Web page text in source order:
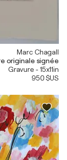
Marc Chagall
originale signée
Gravure - 15x11in
950 $US